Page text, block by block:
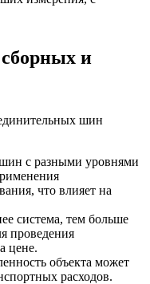
и
шин
с разными уровнями
что влияет на
система, тем больше
проведения
цене.
объекта может
расходов.